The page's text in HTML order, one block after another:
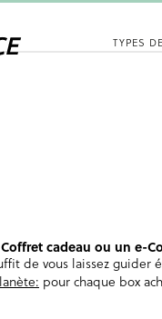
TYPES
cadeau ou un e-
de vous laissez
pour chaque box